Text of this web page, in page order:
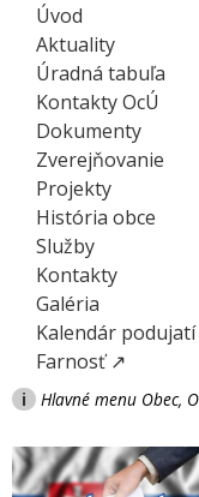
Úvod
Aktuality
Úradná tabuľa
Kontakty OcÚ
Dokumenty
Zverejňovanie
Projekty
História obce
Služby
Kontakty
Galéria
Kalendár podujatí
Farnosť ↗
i Hlavné menu Obec,